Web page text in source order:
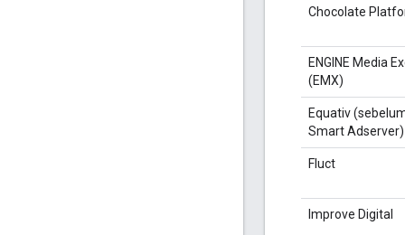
Chocolate
ENGINE Media
(EMX)
Equativ
Smart Adserver)
Fluct
Improve Digital